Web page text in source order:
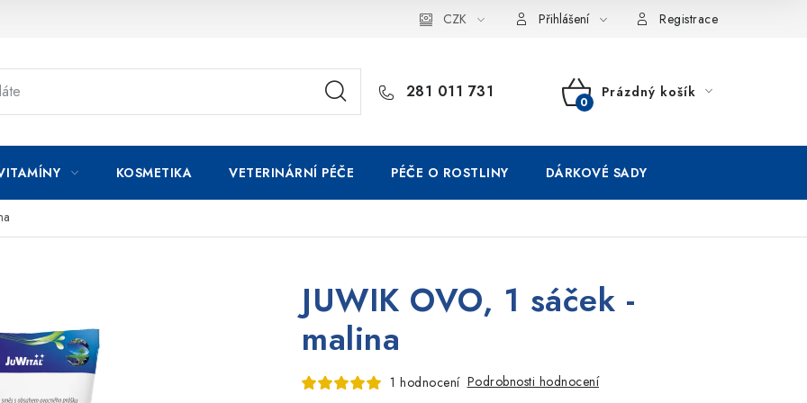
CZK Přihlášení Registrace
281 011 731
NÁKUPNÍ
KOŠÍK
Prázdný košík
KOSMETIKA VETERINÁRNÍ PÉČE PÉČE O ROSTLINY DÁRKOVÉ SADY
JUWIK OVO, 1 sáček -
malina
1 hodnocení Podrobnosti hodnocení